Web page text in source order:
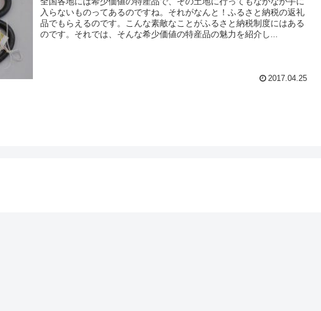
入らないものってあるのですね。それがなんと！ふるさと納税の返礼
品でもらえるのです。こんな素敵なことがふるさと納税制度にはある
のです。それでは、そんな希少価値の特産品の魅力を紹介し...
2017.04.25